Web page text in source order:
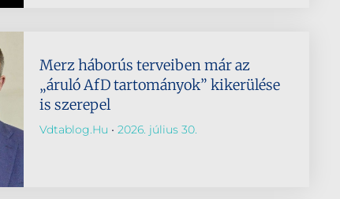
Merz háborús terveiben már az
„áruló AfD tartományok” kikerülése
is szerepel
Vdtablog.hu 2026. július 30.